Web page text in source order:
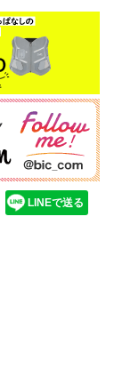
LINEで送る